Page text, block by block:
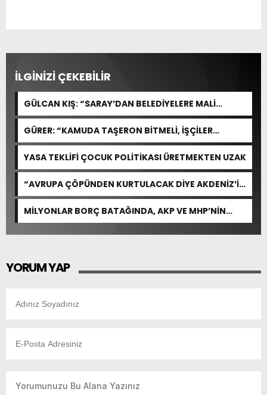
İLGİNİZİ ÇEKEBİLİR
GÜLCAN KIŞ: “SARAY’DAN BELEDİYELERE MALİ
İNFAZ!”
GÜRER: “KAMUDA TAŞERON BİTMELİ, İŞÇİLER
KADROYA ALINMALI”
YASA TEKLİFİ ÇOCUK POLİTİKASI ÜRETMEKTEN UZAK
“AVRUPA ÇÖPÜNDEN KURTULACAK DİYE AKDENİZ’İ
FEDA EDEMEZSİNİZ!”
MİLYONLAR BORÇ BATAĞINDA, AKP VE MHP’NİN
CEVABI: “ARAŞTIRMAYALIM!”
YORUM YAP